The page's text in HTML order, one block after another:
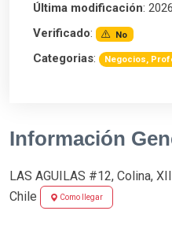
Última modificación:
Verificado: No
Categorias: Negocios,
Información
LAS AGUILAS #12, Colina,
Chile
Como llegar